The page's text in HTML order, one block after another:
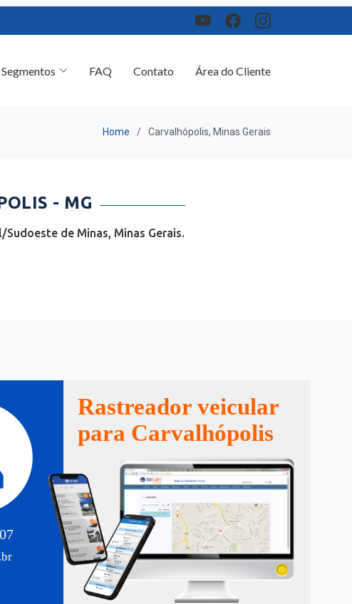
Área do Cliente
Home Carvalhópolis, Minas Gerais
- MG
de Minas, Minas Gerais.
Rastreador veicular
para Carvalhópolis